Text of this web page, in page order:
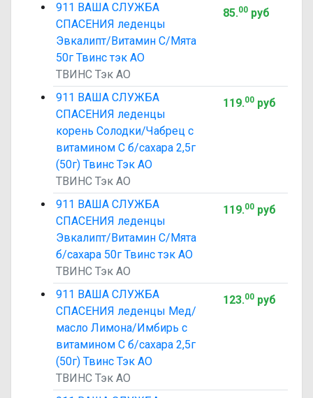
911 ВАША СЛУЖБА
СПАСЕНИЯ леденцы
Эвкалипт/Витамин С/Мята
50г Твинс тэк АО
ТВИНС Тэк АО
85.00руб
911 ВАША СЛУЖБА
СПАСЕНИЯ леденцы
корень Солодки/Чабрец с
витамином С б/сахара 2,5г
(50г) Твинс Тэк АО
ТВИНС Тэк АО
119.00руб
911 ВАША СЛУЖБА
СПАСЕНИЯ леденцы
Эвкалипт/Витамин С/Мята
б/сахара 50г Твинс тэк АО
ТВИНС Тэк АО
119.00руб
911 ВАША СЛУЖБА
СПАСЕНИЯ леденцы Мед/
масло Лимона/Имбирь с
витамином С б/сахара 2,5г
(50г) Твинс Тэк АО
ТВИНС Тэк АО
123.00руб